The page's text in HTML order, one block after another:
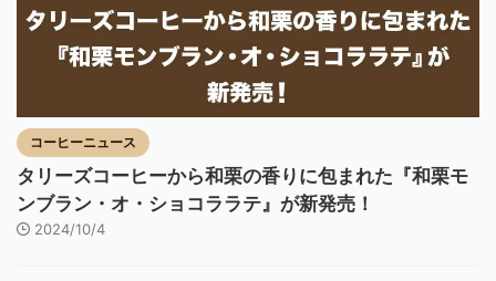
コーヒーニュース
タリーズコーヒーから和栗の香りに包まれた『和栗モ
ンブラン・オ・ショコララテ』が新発売！
2024/10/4